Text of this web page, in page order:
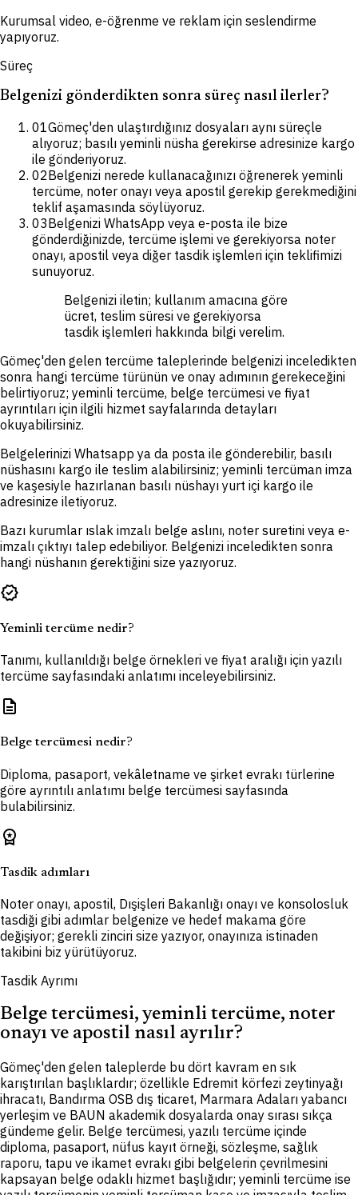
Kurumsal video, e-öğrenme ve reklam için seslendirme
yapıyoruz.
Süreç
Belgenizi gönderdikten sonra süreç nasıl ilerler?
01Gömeç'den ulaştırdığınız dosyaları aynı süreçle
alıyoruz; basılı yeminli nüsha gerekirse adresinize kargo
ile gönderiyoruz.
02Belgenizi nerede kullanacağınızı öğrenerek yeminli
tercüme, noter onayı veya apostil gerekip gerekmediğini
teklif aşamasında söylüyoruz.
03Belgenizi WhatsApp veya e-posta ile bize
gönderdiğinizde, tercüme işlemi ve gerekiyorsa noter
onayı, apostil veya diğer tasdik işlemleri için teklifimizi
sunuyoruz.
Belgenizi iletin; kullanım amacına göre
ücret, teslim süresi ve gerekiyorsa
tasdik işlemleri hakkında bilgi verelim.
Gömeç'den gelen tercüme taleplerinde belgenizi inceledikten
sonra hangi tercüme türünün ve onay adımının gerekeceğini
belirtiyoruz; yeminli tercüme, belge tercümesi ve fiyat
ayrıntıları için ilgili hizmet sayfalarında detayları
okuyabilirsiniz.
Belgelerinizi Whatsapp ya da posta ile gönderebilir, basılı
nüshasını kargo ile teslim alabilirsiniz; yeminli tercüman imza
ve kaşesiyle hazırlanan basılı nüshayı yurt içi kargo ile
adresinize iletiyoruz.
Bazı kurumlar ıslak imzalı belge aslını, noter suretini veya e-
imzalı çıktıyı talep edebiliyor. Belgenizi inceledikten sonra
hangi nüshanın gerektiğini size yazıyoruz.
verified
Yeminli tercüme nedir?
Tanımı, kullanıldığı belge örnekleri ve fiyat aralığı için yazılı
tercüme sayfasındaki anlatımı inceleyebilirsiniz.
description
Belge tercümesi nedir?
Diploma, pasaport, vekâletname ve şirket evrakı türlerine
göre ayrıntılı anlatımı belge tercümesi sayfasında
bulabilirsiniz.
workspace_premium
Tasdik adımları
Noter onayı, apostil, Dışişleri Bakanlığı onayı ve konsolosluk
tasdiği gibi adımlar belgenize ve hedef makama göre
değişiyor; gerekli zinciri size yazıyor, onayınıza istinaden
takibini biz yürütüyoruz.
Tasdik Ayrımı
Belge tercümesi, yeminli tercüme, noter
onayı ve apostil nasıl ayrılır?
Gömeç'den gelen taleplerde bu dört kavram en sık
karıştırılan başlıklardır; özellikle Edremit körfezi zeytinyağı
ihracatı, Bandırma OSB dış ticaret, Marmara Adaları yabancı
yerleşim ve BAUN akademik dosyalarda onay sırası sıkça
gündeme gelir. Belge tercümesi, yazılı tercüme içinde
diploma, pasaport, nüfus kayıt örneği, sözleşme, sağlık
raporu, tapu ve ikamet evrakı gibi belgelerin çevrilmesini
kapsayan belge odaklı hizmet başlığıdır; yeminli tercüme ise